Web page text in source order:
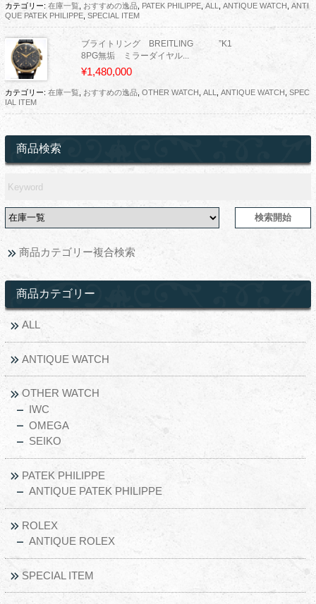
カテゴリー: 在庫一覧, おすすめの逸品, PATEK PHILIPPE, ALL ANTIQUE WATCH ANTI
QUE PATEK PHILIPPE, SPECIAL ITEM
ブライトリング BREITLING ”K1
8PG無垢 ミラーダイヤル...
¥1,480,000
カテゴリー: 在庫一覧, おすすめの逸品, OTHER WATCH ALL ANTIQUE WATCH
SPEC
IAL ITEM
商品検索
商品カテゴリー複合検索
商品カテゴリー
ALL
ANTIQUE WATCH
OTHER WATCH
IWC
OMEGA
SEIKO
PATEK PHILIPPE
ANTIQUE PATEK PHILIPPE
ROLEX
ANTIQUE ROLEX
SPECIAL ITEM